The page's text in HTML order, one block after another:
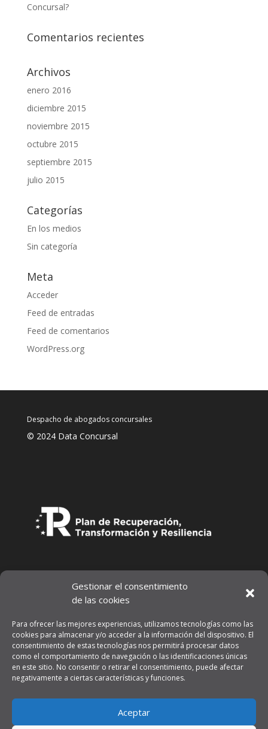
Gestionar el consentimiento
de las cookies
Para ofrecer las mejores experiencias, utilizamos tecnologías como las
cookies para almacenar y/o acceder a la información del dispositivo. El
consentimiento de estas tecnologías nos permitirá procesar datos
como el comportamiento de navegación o las identificaciones únicas
en este sitio. No consentir o retirar el consentimiento, puede afectar
negativamente a ciertas características y funciones.
Aceptar
Concursal?
Comentarios recientes
Archivos
enero 2016
diciembre 2015
noviembre 2015
octubre 2015
septiembre 2015
julio 2015
Categorías
En los medios
Sin categoría
Meta
Acceder
Feed de entradas
Feed de comentarios
WordPress.org
Despacho de abogados concursales
© 2024 Data Concursal